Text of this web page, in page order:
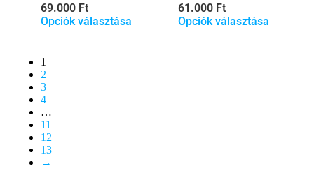
69.000 Ft
Opciók választása
61.000 Ft
Opciók választása
1
2
3
4
…
11
12
13
→